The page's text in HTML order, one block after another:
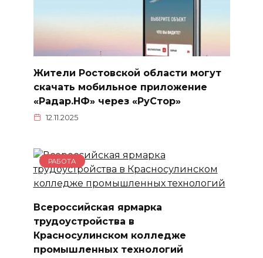
Жители Ростовской области могут
скачать мобильное приложение
«Радар.НФ» через «РуСтор»
12.11.2025
РАБОТА
Всероссийская ярмарка
трудоустройства в
Красносулинском колледже
промышленных технологий